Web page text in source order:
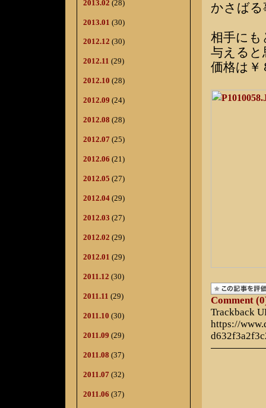
2013.02 (28)
2013.01 (30)
2012.12 (30)
2012.11 (29)
2012.10 (28)
2012.09 (24)
2012.08 (28)
2012.07 (25)
2012.06 (21)
2012.05 (27)
2012.04 (29)
2012.03 (27)
2012.02 (29)
2012.01 (29)
2011.12 (30)
2011.11 (29)
2011.10 (30)
2011.09 (29)
2011.08 (37)
2011.07 (32)
2011.06 (37)
かさば
相手にも
与えると
価格は￥
Comment
Trackback
https://